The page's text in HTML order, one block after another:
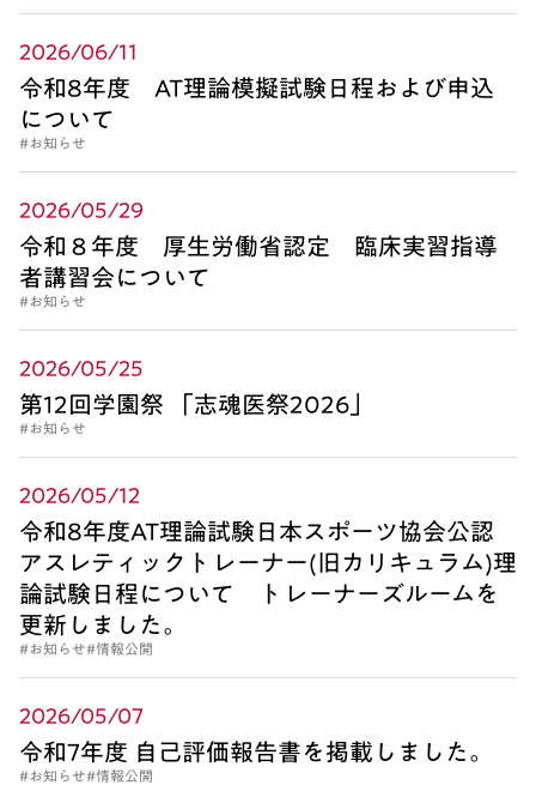
2026/06/11
令和8年度 AT理論模擬試験日程および申込
について
#お知らせ
2026/05/29
令和８年度 厚生労働省認定 臨床実習指導
者講習会について
#お知らせ
2026/05/25
第12回学園祭 「志魂医祭2026」
#お知らせ
2026/05/12
令和8年度AT理論試験日本スポーツ協会公認
アスレティックトレーナー(旧カリキュラム)理
論試験日程について トレーナーズルームを
更新しました。
#お知らせ#情報公開
2026/05/07
令和7年度 自己評価報告書を掲載しました。
#お知らせ#情報公開